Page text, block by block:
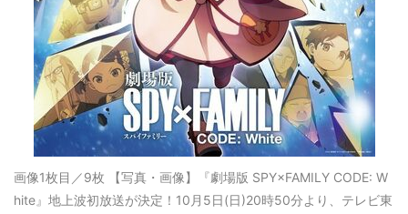
画像1枚目／9枚 【写真・画像】『劇場版 SPY×FAMILY CODE: W
hite』地上波初放送が決定！10月5日(日)20時50分より、テレビ東